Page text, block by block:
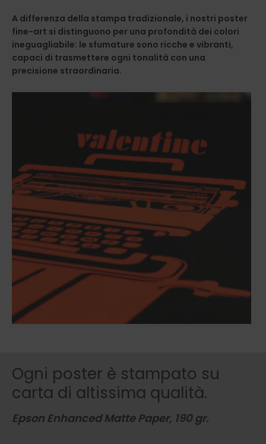
A differenza della stampa tradizionale, i nostri poster
fine-art si distinguono per una profondità dei colori
ineguagliabile: le sfumature sono ricche e vibranti,
capaci di trasmettere ogni tonalità con una
precisione straordinaria.
Ogni poster è stampato su
carta di altissima qualità.
Epson Enhanced Matte Paper, 190 gr.